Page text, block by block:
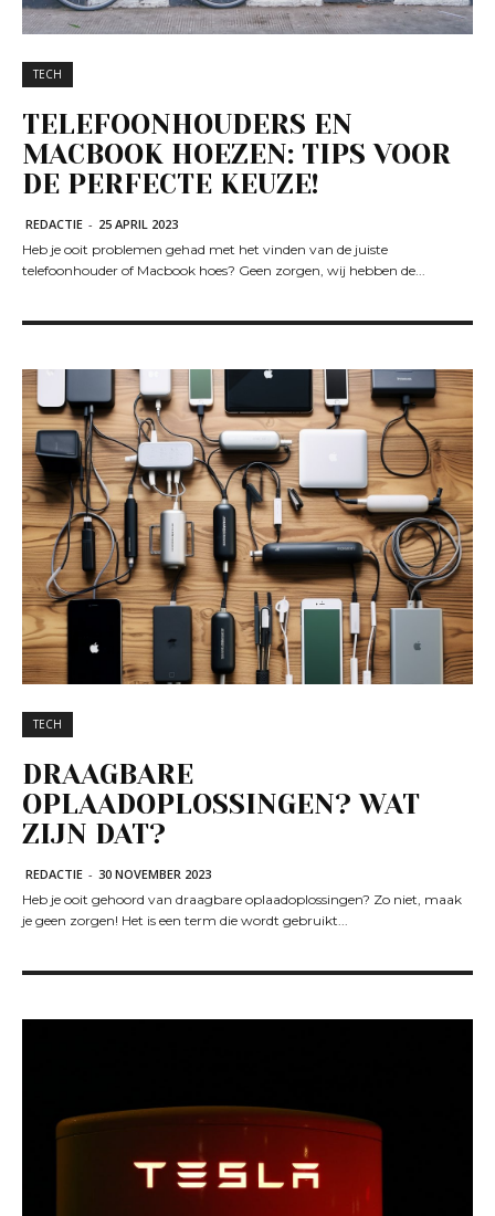
TECH
TELEFOONHOUDERS EN
MACBOOK HOEZEN: TIPS VOOR
DE PERFECTE KEUZE!
REDACTIE - 25 APRIL 2023
Heb je ooit problemen gehad met het vinden van de juiste
telefoonhouder of Macbook hoes? Geen zorgen, wij hebben de...
TECH
DRAAGBARE
OPLAADOPLOSSINGEN? WAT
ZIJN DAT?
REDACTIE - 30 NOVEMBER 2023
Heb je ooit gehoord van draagbare oplaadoplossingen? Zo niet, maak
je geen zorgen! Het is een term die wordt gebruikt...